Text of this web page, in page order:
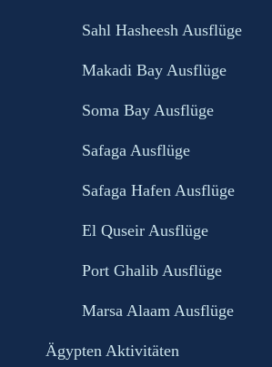
Sahl Hasheesh Ausflüge
Makadi Bay Ausflüge
Soma Bay Ausflüge
Safaga Ausflüge
Safaga Hafen Ausflüge
El Quseir Ausflüge
Port Ghalib Ausflüge
Marsa Alaam Ausflüge
Ägypten Aktivitäten